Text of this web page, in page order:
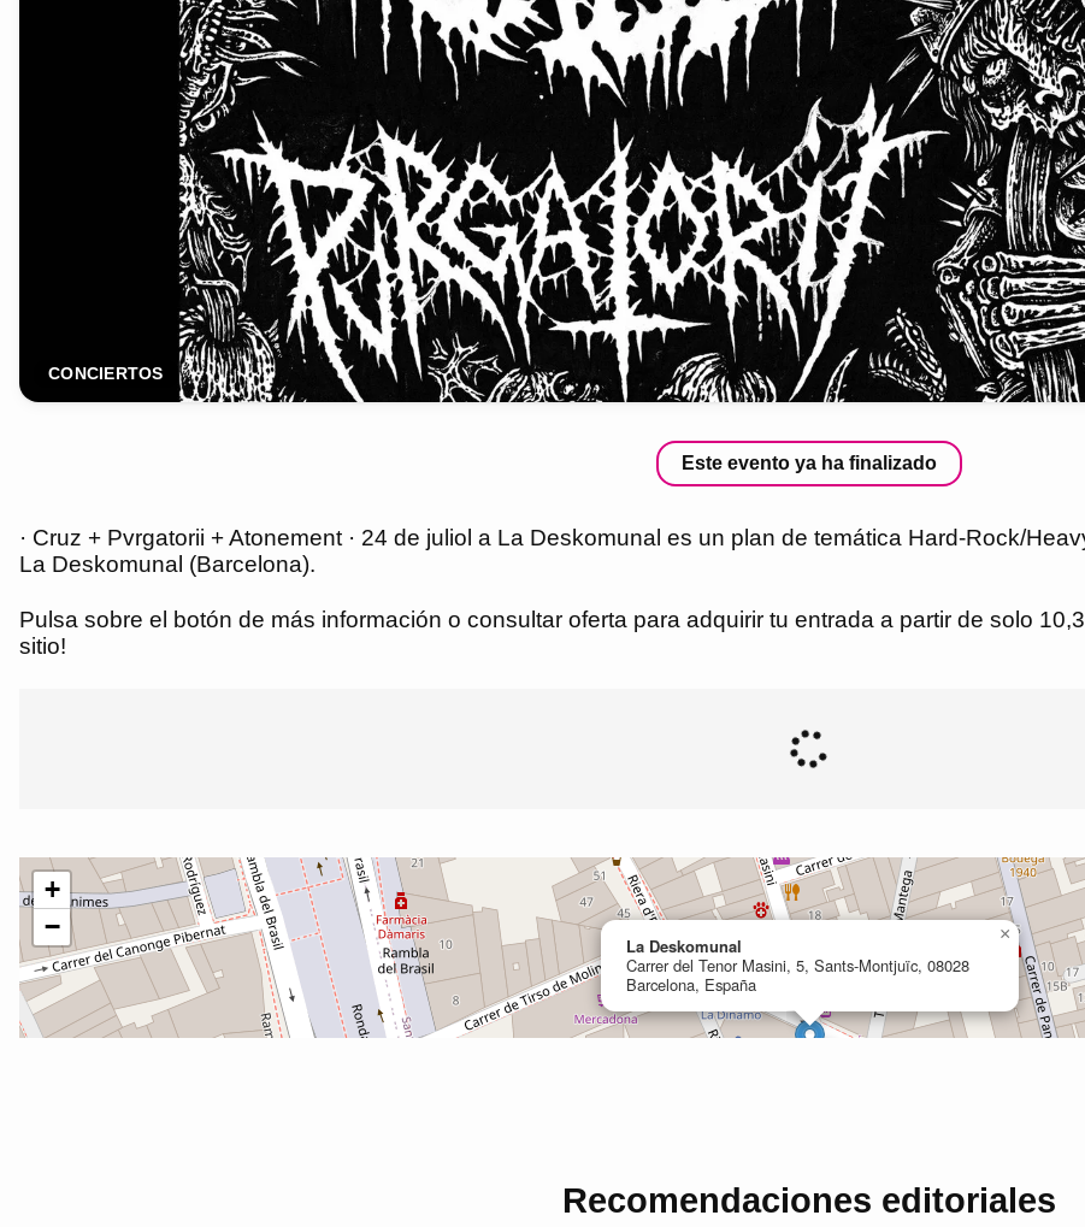
CONCIERTOS
Este evento ya ha finalizado
· Cruz + Pvrgatorii + Atonement · 24 de juliol a La Deskomunal es un plan de temática Hard-Rock/
La Deskomunal (Barcelona).
Pulsa sobre el botón de más información o consultar oferta para adquirir tu entrada a partir de solo
sitio!
Recomendaciones editoriales